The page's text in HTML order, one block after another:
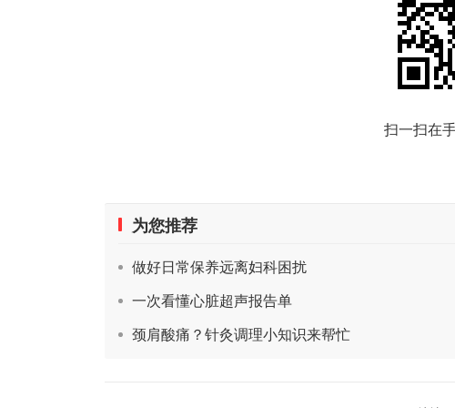
扫一扫在
为您推荐
做好日常保养远离妇科困扰
一次看懂心脏超声报告单
颈肩酸痛？针灸调理小知识来帮忙